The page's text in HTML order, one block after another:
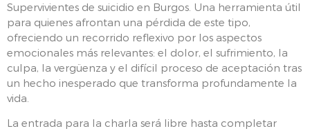
Supervivientes de suicidio en Burgos. Una herramienta útil
para quienes afrontan una pérdida de este tipo,
ofreciendo un recorrido reflexivo por los aspectos
emocionales más relevantes: el dolor, el sufrimiento, la
culpa, la vergüenza y el difícil proceso de aceptación tras
un hecho inesperado que transforma profundamente la
vida.
La entrada para la charla será libre hasta completar